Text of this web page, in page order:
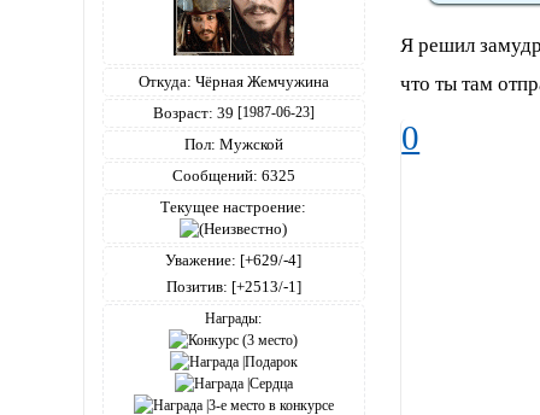
Откуда: Чёрная Жемчужина
Возраст: 39 [1987-06-23]
Пол: Мужской
Сообщений: 6325
Текущее настроение:
Уважение: [+629/-4]
Позитив: [+2513/-1]
Награды:
Я решил
что ты там
0